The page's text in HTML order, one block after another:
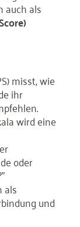
auch als
misst, wie
ihr
wird eine
oder
als
und